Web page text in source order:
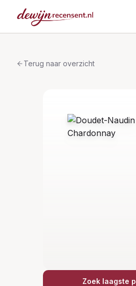
Terug naar overzicht
Zoek laagste